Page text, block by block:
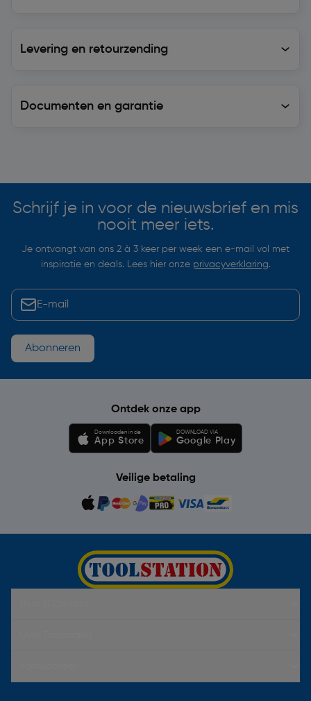
Levering en retourzending
Documenten en garantie
Schrijf je in voor de nieuwsbrief en mis
nooit meer iets.
Je ontvangt van ons 2 à 3 keer per week een e-mail vol met
inspiratie en deals. Lees hier onze privacyverklaring.
Abonneren
Ontdek onze app
Downloaden in de
App Store
DOWNLOAD VIA
Google Play
Veilige betaling